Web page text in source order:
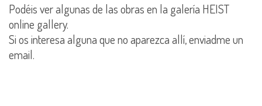
Podéis ver algunas de las obras en la galería HEIST
online gallery.
Si os interesa alguna que no aparezca allí, enviadme un
email.